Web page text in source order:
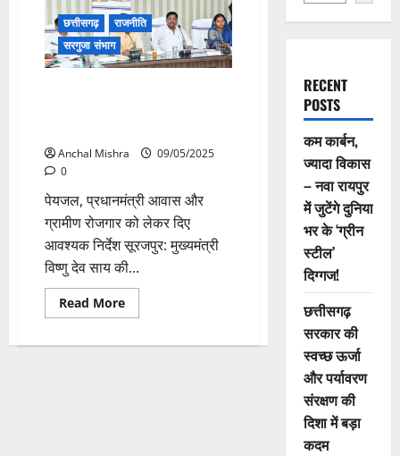
छत्तीसगढ़
राजनीति
सरगुजा संभाग
Anchal Mishra
09/05/2025
0
पेयजल, प्रधानमंत्री आवास और
ग्रामीण रोजगार को लेकर दिए
आवश्यक निर्देश सूरजपुर: मुख्यमंत्री
विष्णु देव साय की...
Read MoreRead
more
RECENT
POSTS
कम कार्बन,
ज्यादा विकास
– नवा रायपुर
में जुटेंगे दुनिया
भर के ‘ग्रीन
स्टील’
दिग्गज!
छत्तीसगढ़
सरकार की
स्वच्छ ऊर्जा
और पर्यावरण
संरक्षण की
दिशा में बड़ा
कदम